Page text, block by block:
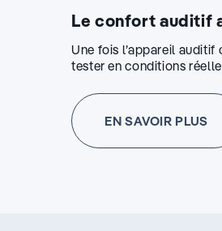
Le confort auditif
Une fois l’appareil auditif
tester en conditions
EN SAVOIR PLUS